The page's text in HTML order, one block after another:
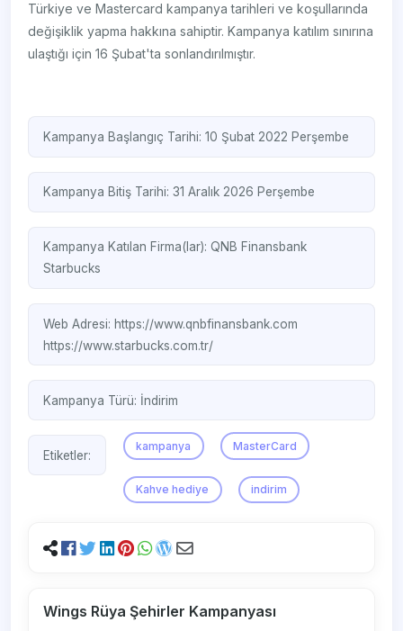
Türkiye ve Mastercard kampanya tarihleri ve koşullarında
değişiklik yapma hakkına sahiptir. Kampanya katılım sınırına
ulaştığı için 16 Şubat'ta sonlandırılmıştır.
Kampanya Başlangıç Tarihi: 10 Şubat 2022 Perşembe
Kampanya Bitiş Tarihi: 31 Aralık 2026 Perşembe
Kampanya Katılan Firma(lar):QNB Finansbank
Starbucks
Web Adresi:https://www.qnbfinansbank.com
https://www.starbucks.com.tr/
Kampanya Türü: İndirim
Etiketler:
kampanya MasterCard
Kahve hediye indirim
Wings Rüya Şehirler Kampanyası